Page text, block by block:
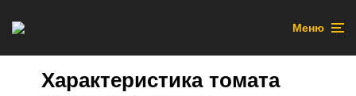
Меню
Характеристика томата